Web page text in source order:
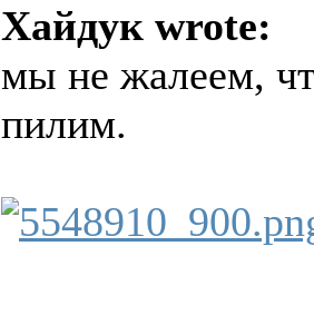
Хайдук wrote:
мы не жалеем,
пилим.